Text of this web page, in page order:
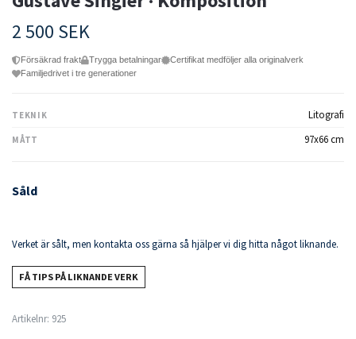
2 500 SEK
Försäkrad frakt Trygga betalningar
Certifikat medföljer alla originalverk
Familjedrivet i tre generationer
TEKNIK Litografi
MÅTT 97x66 cm
Såld
Verket är sålt, men kontakta oss gärna så hjälper vi dig hitta något liknande.
FÅ TIPS PÅ LIKNANDE VERK
Artikelnr: 925